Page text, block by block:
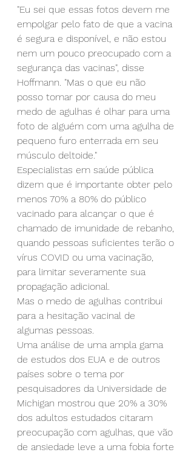
"Eu sei que essas fotos devem me
empolgar pelo fato de que a vacina
é segura e disponível, e não estou
nem um pouco preocupado com a
segurança das vacinas", disse
Hoffmann. "Mas o que eu não
posso tomar por causa do meu
medo de agulhas é olhar para uma
foto de alguém com uma agulha de
pequeno furo enterrada em seu
músculo deltoide."
Especialistas em saúde pública
dizem que é importante obter pelo
menos 70% a 80% do público
vacinado para alcançar o que é
chamado de imunidade de rebanho,
quando pessoas suficientes terão o
vírus COVID ou uma vacinação,
para limitar severamente sua
propagação adicional.
Mas o medo de agulhas contribui
para a hesitação vacinal de
algumas pessoas.
Uma análise de uma ampla gama
de estudos dos EUA e de outros
países sobre o tema por
pesquisadores da Universidade de
Michigan mostrou que 20% a 30%
dos adultos estudados citaram
preocupação com agulhas, que vão
de ansiedade leve a uma fobia forte